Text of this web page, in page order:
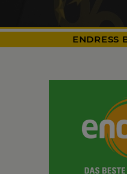
ENDRESS